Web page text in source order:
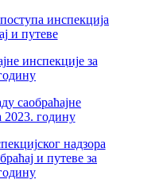
инспекција
и путеве
инспекције за
саобраћајне
2023. годину
надзора
и путеве за